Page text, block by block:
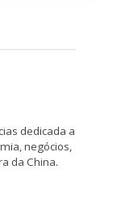
dedicada a
negócios,
da China.